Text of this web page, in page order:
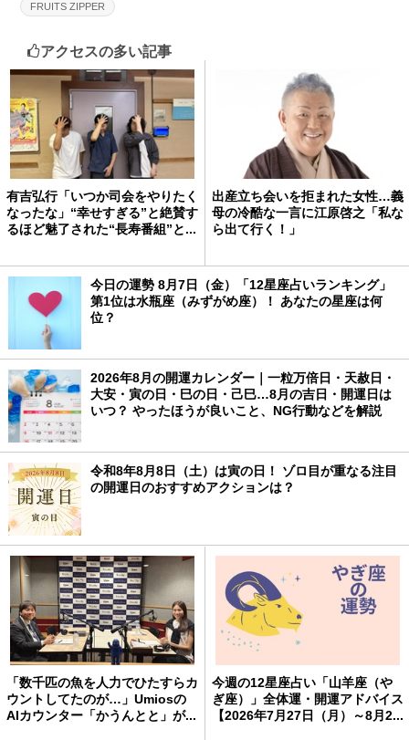
FRUITS ZIPPER
アクセスの多い記事
有吉弘行「いつか司会をやりたく
なったな」“幸せすぎる”と絶賛す
るほど魅了された“長寿番組”と...
出産立ち会いを拒まれた女性…義
母の冷酷な一言に江原啓之「私な
ら出て行く！」
今日の運勢 8月7日（金）「12星座占いランキング」
第1位は水瓶座（みずがめ座）！ あなたの星座は何
位？
2026年8月の開運カレンダー｜一粒万倍日・天赦日・
大安・寅の日・巳の日・己巳…8月の吉日・開運日は
いつ？ やったほうが良いこと、NG行動などを解説
令和8年8月8日（土）は寅の日！ ゾロ目が重なる注目
の開運日のおすすめアクションは？
「数千匹の魚を人力でひたすらカ
ウントしてたのが…」Umiosの
AIカウンター「かうんとと」が...
今週の12星座占い「山羊座（や
ぎ座）」全体運・開運アドバイス
【2026年7月27日（月）～8月2...